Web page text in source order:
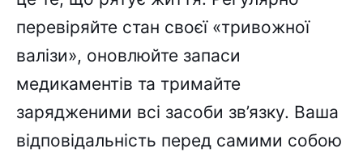
перевіряйте стан своєї «тривожної
валізи», оновлюйте запаси
медикаментів та тримайте
зарядженими всі засоби зв’язку. Ваша
відповідальність перед самими собою